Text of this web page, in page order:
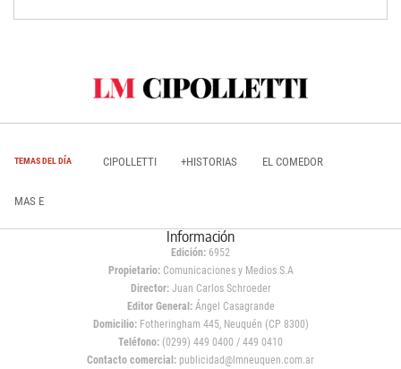
TEMAS DEL DÍA CIPOLLETTI +HISTORIAS EL COMEDOR
MAS E
Información
Edición: 6952
Propietario:Comunicaciones y Medios S.A
Director: Juan Carlos Schroeder
Editor General:Ángel Casagrande
Domicilio:Fotheringham 445, Neuquén (CP 8300)
Teléfono: (0299) 449 0400 / 449 0410
Contacto comercial: publicidad@lmneuquen.com.ar